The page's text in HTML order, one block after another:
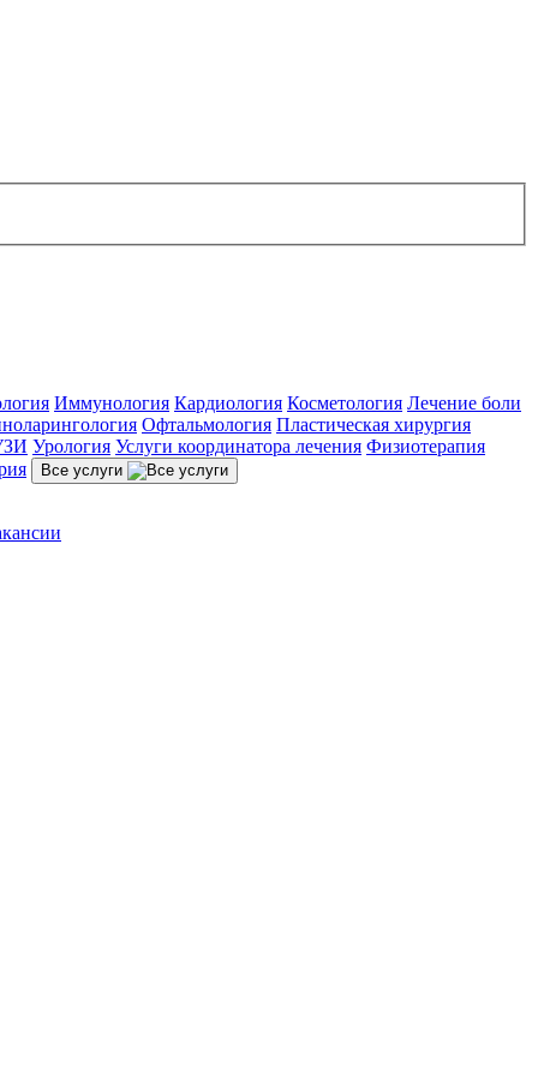
Иммунология Кардиология Косметология Лечение боли
Офтальмология Пластическая хирургия
Урология Услуги координатора лечения Физиотерапия
Все услуги